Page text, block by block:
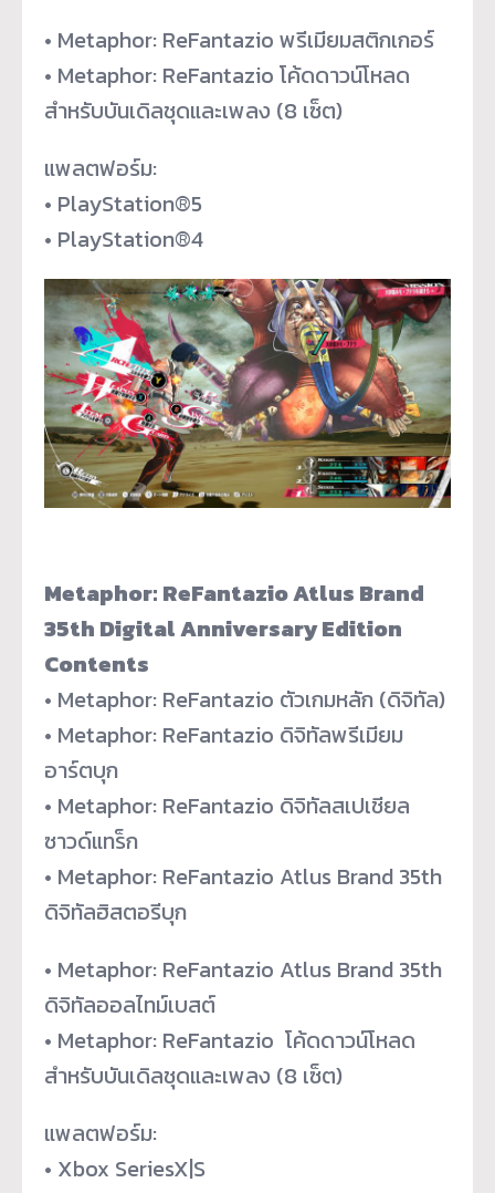
• Metaphor: ReFantazio พรีเมียมสติกเกอร์
• Metaphor: ReFantazio โค้ดดาวน์โหลด
สำหรับบันเดิลชุดและเพลง (8 เซ็ต)
แพลตฟอร์ม:
• PlayStation®5
• PlayStation®4
Metaphor: ReFantazio Atlus Brand
35th Digital Anniversary Edition
Contents
• Metaphor: ReFantazio ตัวเกมหลัก (ดิจิทัล)
• Metaphor: ReFantazio ดิจิทัลพรีเมียม
อาร์ตบุก
• Metaphor: ReFantazio ดิจิทัลสเปเชียล
ซาวด์แทร็ก
• Metaphor: ReFantazio Atlus Brand 35th
ดิจิทัลฮิสตอรีบุก
• Metaphor: ReFantazio Atlus Brand 35th
ดิจิทัลออลไทม์เบสต์
• Metaphor: ReFantazio โค้ดดาวน์โหลด
สำหรับบันเดิลชุดและเพลง (8 เซ็ต)
แพลตฟอร์ม:
• Xbox SeriesX|S